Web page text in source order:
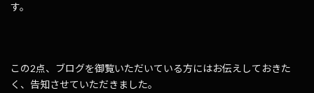
す。
この2点、ブログを御覧いただいている方にはお伝えしておきた
く、告知させていただきました。